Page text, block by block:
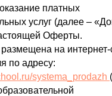
платных
услуг (далее –
Оферты.
на интернет-
по адресу:
systema_prodazh